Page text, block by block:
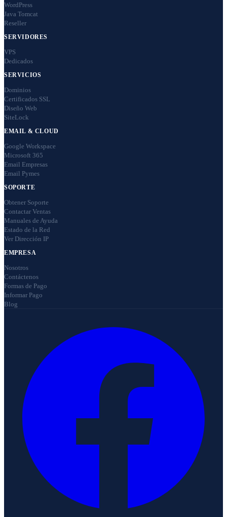
WordPress
Java Tomcat
Reseller
SERVIDORES
VPS
Dedicados
SERVICIOS
Dominios
Certificados SSL
Diseño Web
SiteLock
EMAIL & CLOUD
Google Workspace
Microsoft 365
Email Empresas
Email Pymes
SOPORTE
Obtener Soporte
Contactar Ventas
Manuales de Ayuda
Estado de la Red
Ver Dirección IP
EMPRESA
Nosotros
Contáctenos
Formas de Pago
Informar Pago
Blog